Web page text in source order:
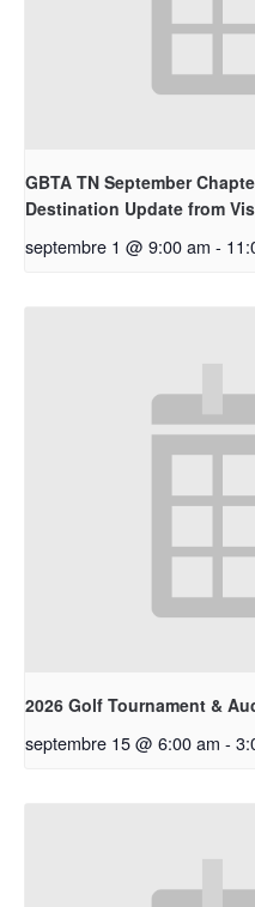
GBTA TN September
Destination Update from
septembre 1 @ 9:00 am -
2026 Golf Tournament &
septembre 15 @ 6:00 am -